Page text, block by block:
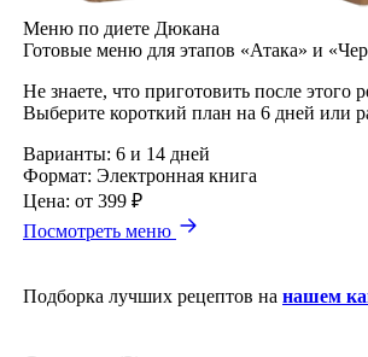
Меню по диете Дюкана
Готовые меню для этапов «Атака» и
Не знаете, что приготовить после
Выберите короткий план на 6 дней или
Варианты: 6 и 14 дней
Формат: Электронная книга
Цена: от 399 ₽
Посмотреть меню
Подборка лучших рецептов на нашем